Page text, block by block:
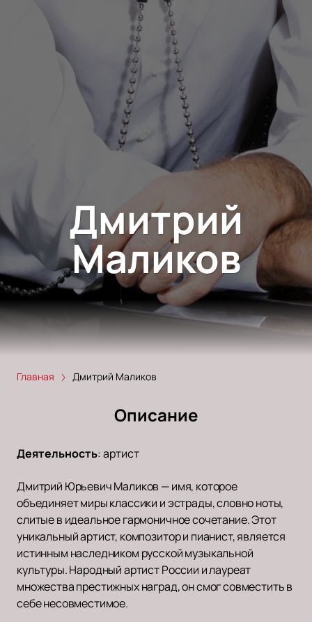
Дмитрий
Маликов
Главная Дмитрий Маликов
Описание
Деятельность:артист
Дмитрий Юрьевич Маликов — имя, которое
объединяет миры классики и эстрады, словно ноты,
слитые в идеальное гармоничное сочетание. Этот
уникальный артист, композитор и пианист, является
истинным наследником русской музыкальной
культуры. Народный артист России и лауреат
множества престижных наград, он смог совместить в
себе несовместимое.